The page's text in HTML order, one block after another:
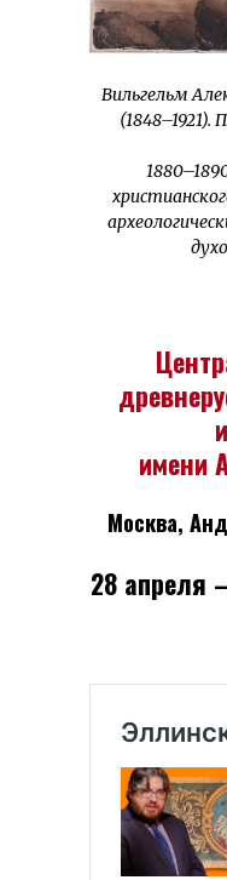
Вильгельм
(1848–1921).
имени
Москва,
28 апреля